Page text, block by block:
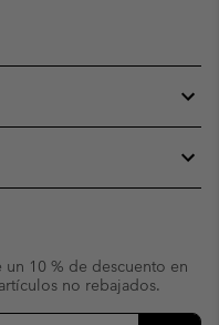
10 % de descuento en
no rebajados.